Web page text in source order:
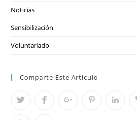
Noticias
Sensibilización
Voluntariado
Comparte Este Articulo